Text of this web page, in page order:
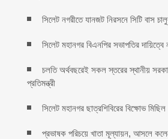
সিলেট নগরীতে যানজট নিরসনে সিটি বাস
সিলেট মহানগর বিএনপির সভাপতির
চলতি অর্থবছরেই সকল স্তরের স্থানীয়
প্রতিমন্ত্রী
সিলেট মহানগর ছাত্রশিবিরের বিক্ষোভ মিছিল
প্রভাষক পরিচয়ে খাতা মূল্যায়ন, আসলে